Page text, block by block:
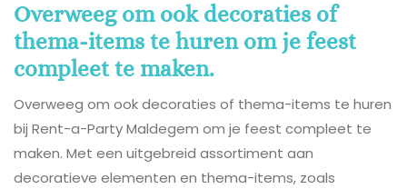
Overweeg om ook decoraties of
thema-items te huren om je feest
compleet te maken.
Overweeg om ook decoraties of thema-items te huren
bij Rent-a-Party Maldegem om je feest compleet te
maken. Met een uitgebreid assortiment aan
decoratieve elementen en thema-items, zoals